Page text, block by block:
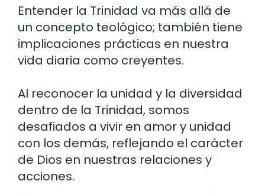
Entender la Trinidad va más allá de
un concepto teológico; también tiene
implicaciones prácticas en nuestra
vida diaria como creyentes.
Al reconocer la unidad y la diversidad
dentro de la Trinidad, somos
desafiados a vivir en amor y unidad
con los demás, reflejando el carácter
de Dios en nuestras relaciones y
acciones.